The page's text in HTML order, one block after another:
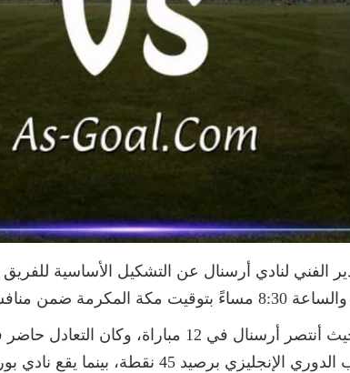
الفني لنادي أرسنال عن التشكيل الأساسية
نادي بورنموث في المركز الخامس عشر برصيد 23 نثطة.